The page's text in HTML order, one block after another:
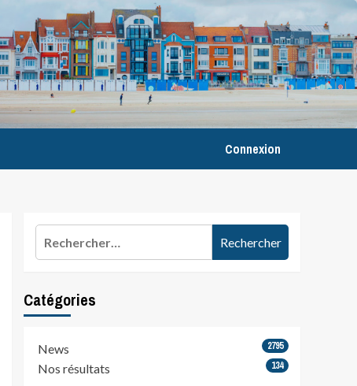
Connexion
Catégories
News 2795
Nos résultats 134